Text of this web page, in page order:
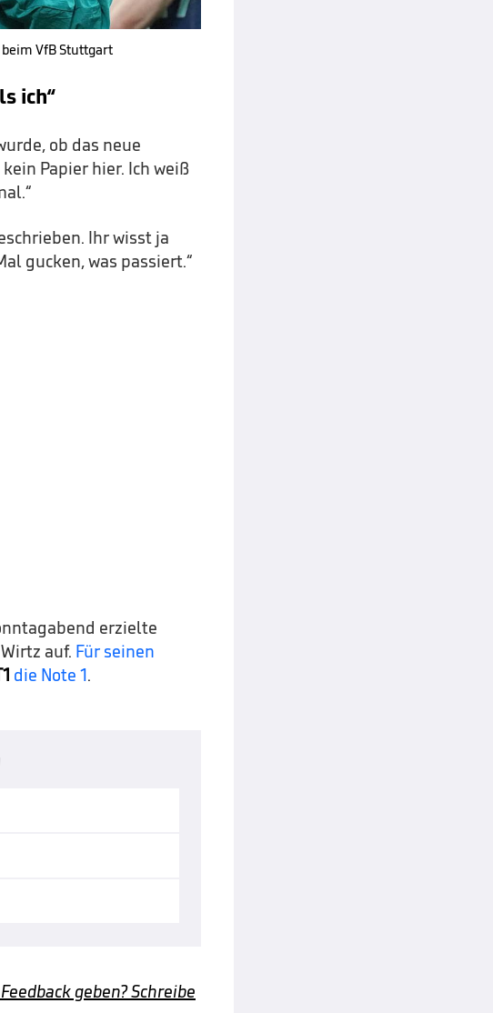
VfB Stuttgart
ich“
ob das neue
Papier hier. Ich weiß
Ihr wisst ja
gucken, was passiert.“
erzielte
auf. Für seinen
die Note 1.
geben? Schreibe